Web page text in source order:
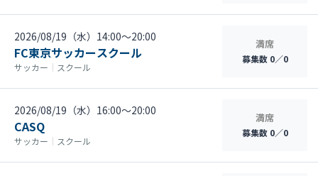
2026/08/19（水）14:00〜20:00
FC東京サッカースクール
サッカー ｜ スクール
満席
募集数 0／0
2026/08/19（水）16:00〜20:00
CASQ
サッカー ｜ スクール
満席
募集数 0／0